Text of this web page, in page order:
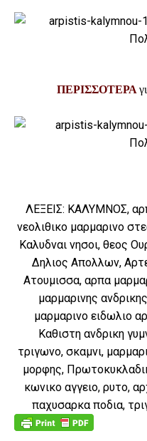
ΠΕΡΙΣΣΟΤΕΡΑ
ΛΕΞΕΙΣ: ΚΑΛΥΜΝΟΣ,
νεολιθικο μαρμαρινο
Καλυδναι νησοι, θεος
Δηλιος Απολλων,
Ατουμισσα, αρπα
μαρμαρινης
μαρμαρινο ειδωλιο
Καθιστη ανδρικη
τριγωνο, σκαμνι,
μορφης,
κωνικο αγγειο, ρυτο,
παχυσαρκα ποδια,